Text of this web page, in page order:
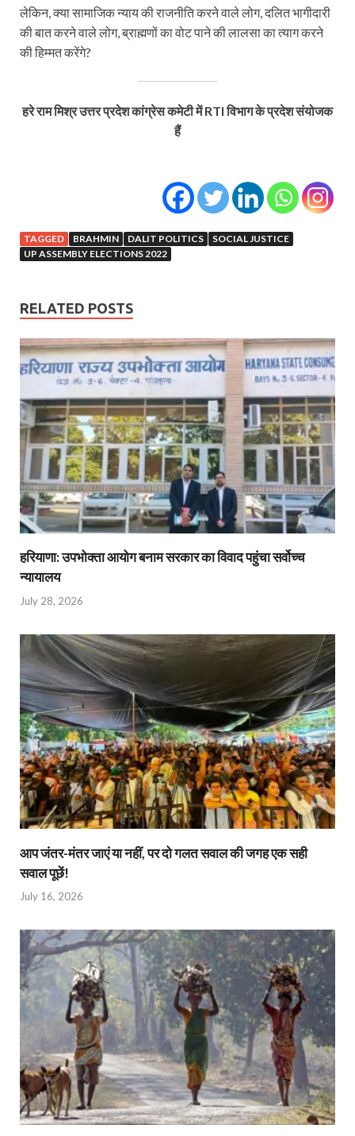
लेकिन, क्या सामाजिक न्याय की राजनीति करने वाले लोग, दलित भागीदारी
की बात करने वाले लोग, ब्राह्मणों का वोट पाने की लालसा का त्याग करने
की हिम्मत करेंगे?
हरे राम मिश्र उत्तर प्रदेश कांग्रेस कमेटी में RTI विभाग के प्रदेश संयोजक
हैं
TAGGED BRAHMIN DALIT POLITICS
SOCIAL JUSTICE
UP ASSEMBLY ELECTIONS 2022
RELATED POSTS
हरियाणा: उपभोक्ता आयोग बनाम सरकार का विवाद पहुंचा सर्वोच्च
न्यायालय
July 28, 2026
आप जंतर-मंतर जाएं या नहीं, पर दो गलत सवाल की जगह एक सही
सवाल पूछें!
July 16, 2026